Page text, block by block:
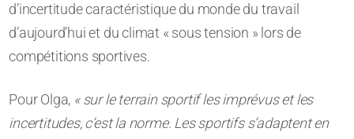
d’incertitude caractéristique du monde du travail
d’aujourd’hui et du climat « sous tension » lors de
compétitions sportives.
Pour Olga, « sur le terrain sportif les imprévus et les
incertitudes, c’est la norme. Les sportifs s’adaptent en